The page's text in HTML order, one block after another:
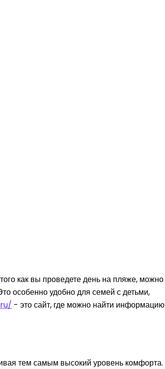
как вы проведете день на пляже, можно
особенно удобно для семей с детьми,
- это сайт, где можно найти информацию
тем самым высокий уровень комфорта.